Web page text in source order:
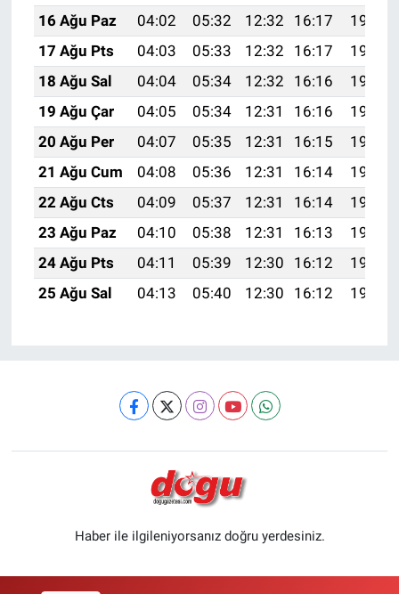
16 Ağu Paz
04:02 05:32 12:32 16:17
19:22
17 Ağu Pts
04:03 05:33 12:32 16:17
19:21
18 Ağu Sal
04:04 05:34 12:32 16:16
19:20
19 Ağu Çar
04:05 05:34 12:31 16:16
19:19
20 Ağu Per
04:07 05:35 12:31 16:15
19:17
21 Ağu Cum
04:08 05:36 12:31 16:14
19:16
22 Ağu Cts
04:09 05:37 12:31 16:14
19:15
23 Ağu Paz
04:10 05:38 12:31 16:13
19:13
24 Ağu Pts
04:11 05:39 12:30 16:12
19:12
25 Ağu Sal
04:13 05:40 12:30 16:12 19:10
Haber ile ilgileniyorsanız doğru yerdesiniz.